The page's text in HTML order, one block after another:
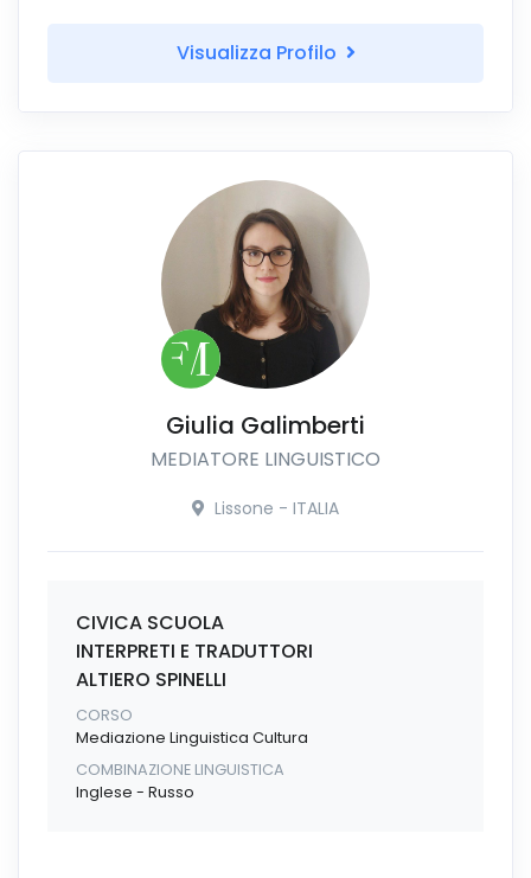
Visualizza Profilo
Giulia Galimberti
MEDIATORE LINGUISTICO
Lissone - ITALIA
CIVICA SCUOLA
INTERPRETI E TRADUTTORI
ALTIERO SPINELLI
CORSO
Mediazione Linguistica Cultura
COMBINAZIONE LINGUISTICA
Inglese - Russo